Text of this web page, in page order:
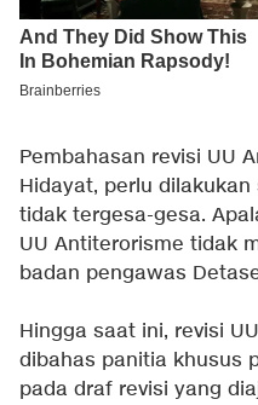
Pembahasan revisi UU
Hidayat, perlu
tidak tergesa-gesa.
UU Antiterorisme tidak
badan pengawas
Hingga saat ini, revisi
dibahas panitia khusus
pada draf revisi yang